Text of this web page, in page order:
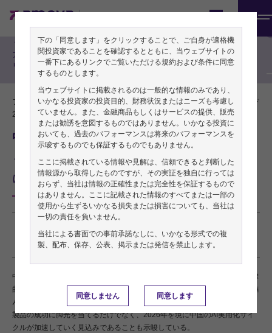
アジア株式戦略
アジア株式による
リサーチレポート
フー・シー／株式アナリスト
2026年05月12日
PDFをダウンロード
中国のエージェント型AI時代の到来
～中国製AIエージェントが示唆する中国株式市場
における投資機会～
本稿は2026年5月1日発行の英語レポート「 Embracing China’s agentic AI era
日本語訳です。内容については英語による原本が日本語版に優先します。
中国のAI業界は新しい段階に突入しており、単なるチャット型AIから、自律
的に多段階のタスクを実行可能な「エージェント型AI」への移行が急速に進
んでいる。火付け役は人気爆発中のOpenClawだが、こうした流れは1つの
製品の成功に脚光を当てるだけでなく、2026年を境に中国のAI実用化サイ
クルが加速していく見込みであることも示唆している。
下の「同意します」をクリックすることで、ご自身が適格機
関投資家であることを確認するとともに、当ウェブサイトの
一番下にあるリンクでご覧いただける規約および条件に同意
するものとします。
当ウェブサイトに掲載されるのは一般的な情報のみであり、
いかなる投資家の投資目的、財務状況またはニーズも考慮し
ていません。また、金融商品もしくはサービスの提供、販売
または勧誘を意図するものではありません。いかなる投資に
おいても、過去のパフォーマンスは将来のパフォーマンスを
示唆するものでも保証するものでもありません。
ここに掲載されている情報や見解は、信頼できると判断した
情報源から取得したものですが、その実証を独自に行っては
おらず、当社は情報の正確性または完全性を保証するもので
はありません。ここに記載された情報のすべてまたは一部の
使用から生ずるいかなる損失または損害についても、当社は
一切の責任を負いません。
当社による書面での事前承諾なしに、いかなる形式での複
製、配布、保存、公表、掲示または発信を禁止します。
同意しません 同意します